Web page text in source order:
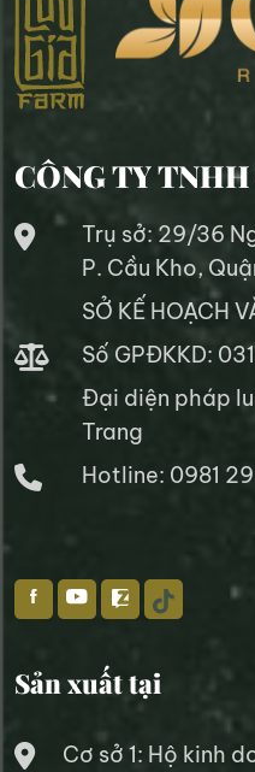
CÔNG TY
Trụ sở: 29/36
P. Cầu Kho,
SỞ KẾ HOẠCH
Số GPĐKKD:
Đại diện pháp
Trang
Hotline: 0981
Sản xuất tại
Cơ sở 1: Hộ kinh